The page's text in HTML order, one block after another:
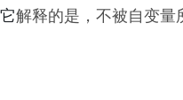
解释的是，不被自变量